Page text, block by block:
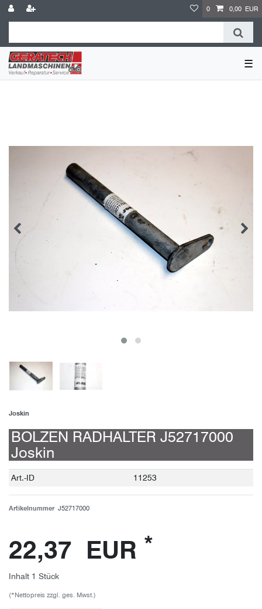
0 0,00 EUR
☰
Joskin
BOLZEN RADHALTER J52717000
Joskin
Technisches
Wert
Art.-ID 11253
Artikelnummer J52717000
22,37 EUR *
Inhalt 1 Stück
(*Nettopreis zzgl. ges. Mwst.)